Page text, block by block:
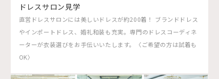
ドレスサロン見学
直営ドレスサロンには美しいドレスが約200着！ ブランドドレス
やインポートドレス、婚礼和装も充実。専門のドレスコーディネ
ーターが衣装選びをお手伝いいたします。〈ご希望の方は試着も
OK〉